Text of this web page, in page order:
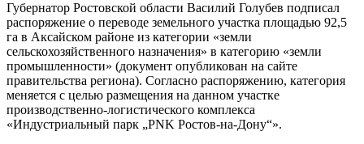
Губернатор Ростовской области Василий Голубев подписал
распоряжение о переводе земельного участка площадью 92,5
га в Аксайском районе из категории «земли
сельскохозяйственного назначения» в категорию «земли
промышленности» (документ опубликован на сайте
правительства региона). Согласно распоряжению, категория
меняется с целью размещения на данном участке
производственно-логистического комплекса
«Индустриальный парк „PNK Ростов-на-Дону“».